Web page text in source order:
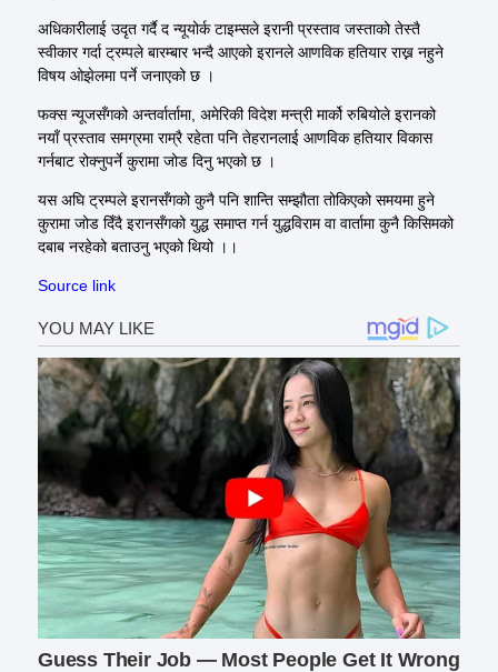
अधिकारीलाई उदृतगर्दै द न्यूयोर्क टाइम्सले इरानीप्रस्ताव जस्ताकोतेस्तै
स्वीकार गर्दाट्रम्पलेबारम्बार भन्दै आएको इरानले आणविक हतियार राख्न नहुने
विषय ओझेलमा पर्ने जनाएको छ ।
फक्स न्यूजसँगकोअन्तर्वार्तामा, अमेरिकी विदेश मन्त्रीमार्को रुबियोलेइरानको
नयाँ प्रस्ताव समग्रमा राम्रैरहेतापनि तेहरानलाई आणविक हतियार विकास
गर्नबाटरोक्नुपर्ने कुरामा जोड दिनु भएको छ ।
यस अघिट्रम्पलेइरानसँगको कुनै पनि शान्ति सम्झौता तोकिएको समयमा हुने
कुरामा जोड दिँदै इरानसँगको युद्ध समाप्त गर्न युद्धविराम वा वार्तामा कुनै किसिमको
दबाब नरहेको बताउनु भएको थियो ।।
Source link